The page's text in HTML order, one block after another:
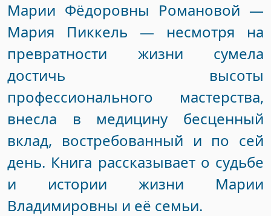
Марии Фёдоровны Романовой —
Мария Пиккель — несмотря на
превратности жизни сумела
достичь высоты
профессионального мастерства,
внесла в медицину бесценный
вклад, востребованный и по сей
день. Книга рассказывает о судьбе
и истории жизни Марии
Владимировны и её семьи.